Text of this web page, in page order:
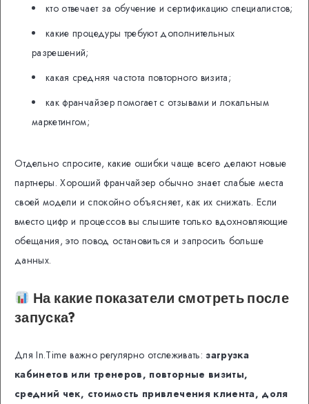
кто отвечает за обучение и сертификацию специалистов;
какие процедуры требуют дополнительных
разрешений;
какая средняя частота повторного визита;
как франчайзер помогает с отзывами и локальным
маркетингом;
Отдельно спросите, какие ошибки чаще всего делают новые
партнеры. Хороший франчайзер обычно знает слабые места
своей модели и спокойно объясняет, как их снижать. Если
вместо цифр и процессов вы слышите только вдохновляющие
обещания, это повод остановиться и запросить больше
данных.
На какие показатели смотреть после
запуска?
Для In.Time важно регулярно отслеживать:загрузка
кабинетов или тренеров, повторные визиты,
средний чек, стоимость привлечения клиента, доля